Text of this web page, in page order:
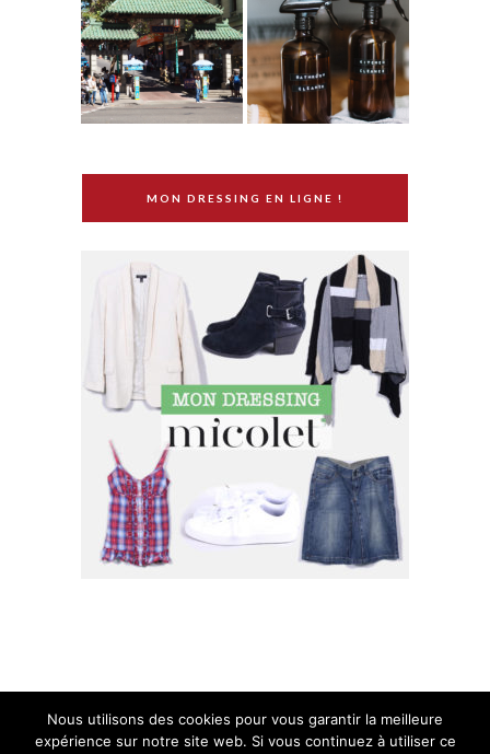
MON DRESSING EN LIGNE !
Nous utilisons des cookies pour vous garantir la meilleure
expérience sur notre site web. Si vous continuez à utiliser ce